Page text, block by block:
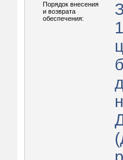
Порядок внесения
и возврата
обеспечения: